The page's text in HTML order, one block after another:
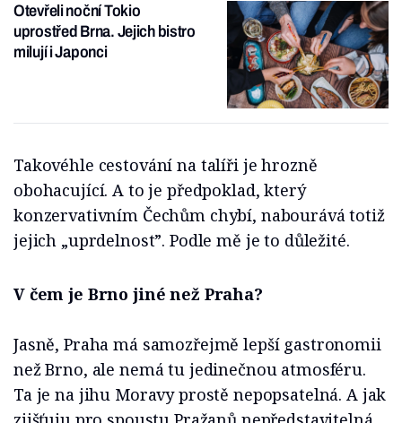
Otevřeli noční Tokio
uprostřed Brna. Jejich bistro
milují i Japonci
Takovéhle cestování na talíři je hrozně
obohacující. A to je předpoklad, který
konzervativním Čechům chybí, nabourává totiž
jejich „uprdelnost”. Podle mě je to důležité.
V čem je Brno jiné než Praha?
Jasně, Praha má samozřejmě lepší gastronomii
než Brno, ale nemá tu jedinečnou atmosféru.
Ta je na jihu Moravy prostě nepopsatelná. A jak